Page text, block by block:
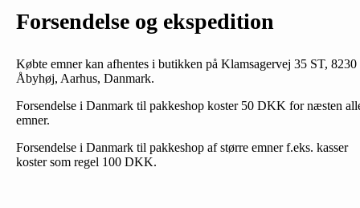
Forsendelse og ekspedition
Købte emner kan afhentes i butikken på Klamsagervej 35 ST, 8230
Åbyhøj, Aarhus, Danmark.
Forsendelse i Danmark til pakkeshop koster 50 DKK for næsten
emner.
Forsendelse i Danmark til pakkeshop af større emner f.eks. kasser
koster som regel 100 DKK.